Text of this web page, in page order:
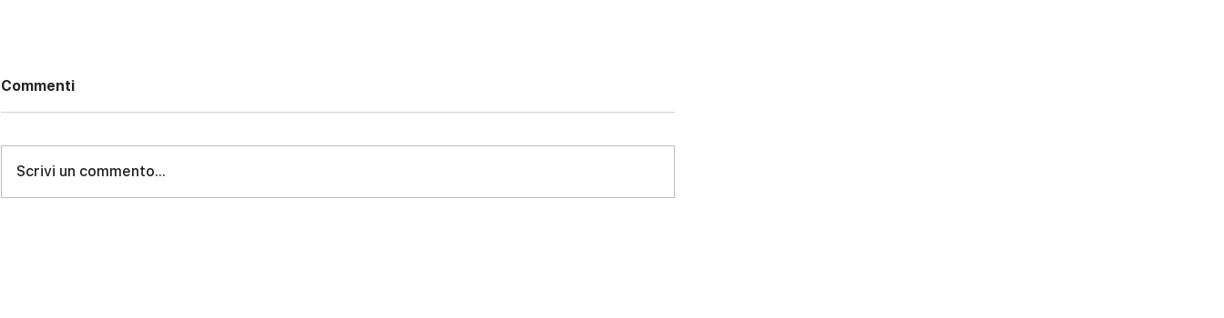
Commenti
Scrivi un commento...